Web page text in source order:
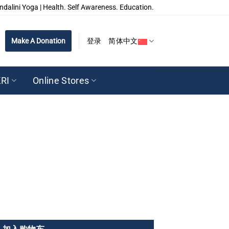
Yoga | Health. Self Awareness. Education.
Make A Donation 登录 简体中文
Online Stores